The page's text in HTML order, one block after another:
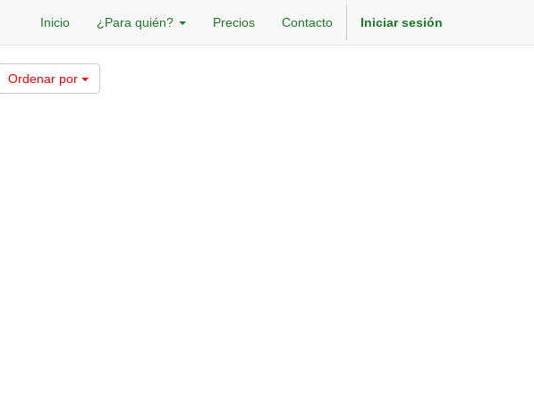
Inicio ¿Para quién? Precios Contacto Iniciar sesión
Ordenar por